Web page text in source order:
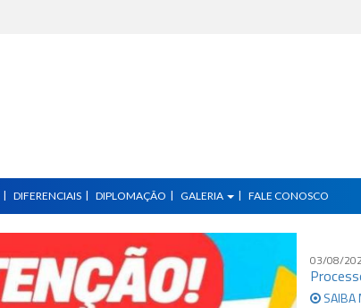
DIFERENCIAIS DIPLOMAÇÃO GALERIA FALE CONOSCO
03/08/
SAIBA